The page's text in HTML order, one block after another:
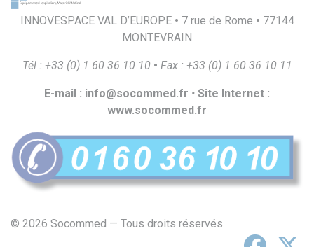
INNOVESPACE VAL D’EUROPE • 7 rue de Rome • 77144
MONTEVRAIN
Tél : +33 (0) 1 60 36 10 10 • Fax : +33 (0) 1 60 36 10 1 1
E-mail : info@socommed.fr • Site Internet :
www.socommed.fr
© 2026 Socommed — Tous droits réservés.